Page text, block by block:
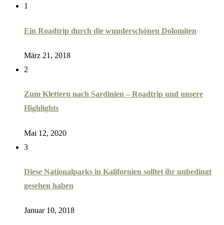
1
Ein Roadtrip durch die wunderschönen Dolomiten
März 21, 2018
2
Zum Klettern nach Sardinien – Roadtrip und unsere
Highlights
Mai 12, 2020
3
Diese Nationalparks in Kalifornien solltet ihr unbedingt
gesehen haben
Januar 10, 2018